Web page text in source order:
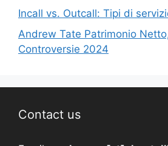
Incall vs. Outcall: Tipi di
Andrew Tate Patrimonio
Controversie 2024
Contact us